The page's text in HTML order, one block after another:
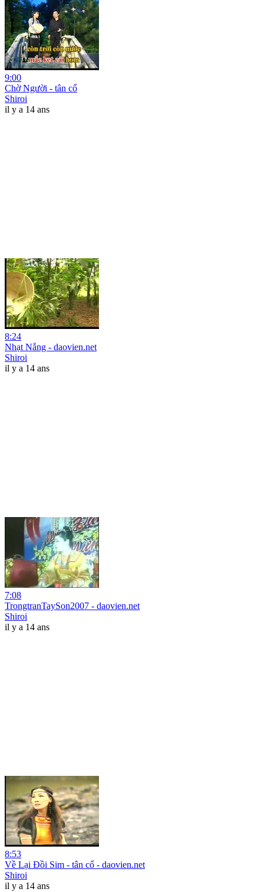
9:00
Chờ Người - tân cổ
Shiroi
il y a 14 ans
8:24
Nhạt Nắng - daovien.net
Shiroi
il y a 14 ans
7:08
TrongtranTaySon2007 - daovien.net
Shiroi
il y a 14 ans
8:53
Về Lại Đồi Sim - tân cổ - daovien.net
Shiroi
il y a 14 ans